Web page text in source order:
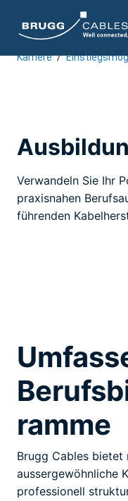
ZumKarriere /
Verwandeln Sie Ihr
praxisnahen
führenden
ramme
Brugg Cables
aussergewöhnliche
professionell